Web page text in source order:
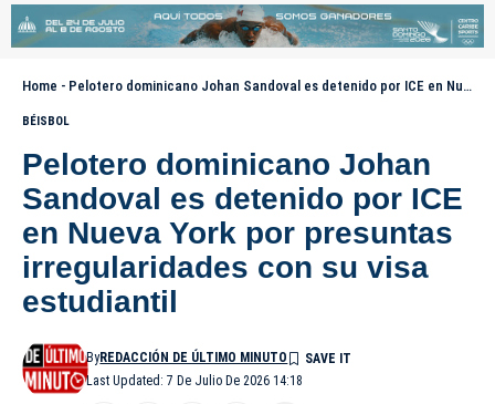
Home - Pelotero dominicano Johan Sandoval es detenido por ICE en Nueva York por presuntas irregularidades con su visa estudiantil
BÉISBOL
Pelotero dominicano Johan
Sandoval es detenido por ICE
en Nueva York por presuntas
irregularidades con su visa
estudiantil
Last Updated: 7 De Julio De 2026 14:18
ByREDACCIÓN DE ÚLTIMO MINUTO